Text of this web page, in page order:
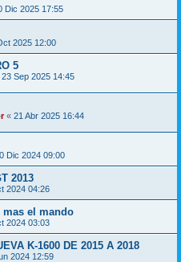
Dic 2025 17:55
2025 12:00
5
23 Sep 2025 14:45
« 21 Abr 2025 16:44
Dic 2024 09:00
2013
2024 04:26
el mando
2024 03:03
K-1600 DE 2015 A 2018
2024 12:59